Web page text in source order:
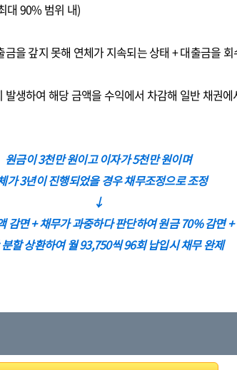
대 90% 범위 내)
을 갚지 못해 연체가 지속되는 상태 + 대출금을
생하여 해당 금액을 수익에서 차감해 일반 채권에
원금이 3천만 원이고 이자가 5천만 원이며
가 3년이 진행되었을 경우 채무조정으로 조정
↓
감면 + 채무가 과중하다 판단하여 원금 70% 감면 +
할 상환하여 월 93,750씩 96회 납입시 채무 완제